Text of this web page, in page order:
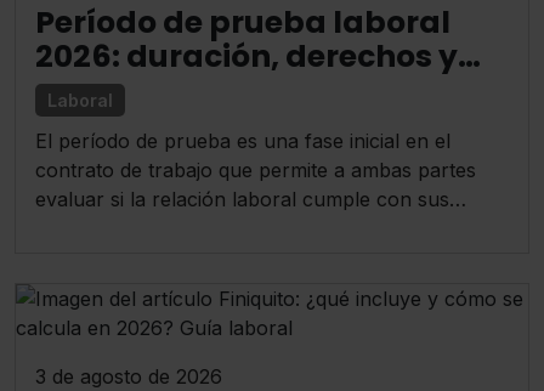
Período de prueba laboral
2026: duración, derechos y
despido
Laboral
El período de prueba es una fase inicial en el
contrato de trabajo que permite a ambas partes
evaluar si la relación laboral cumple con sus
3 de agosto de 2026